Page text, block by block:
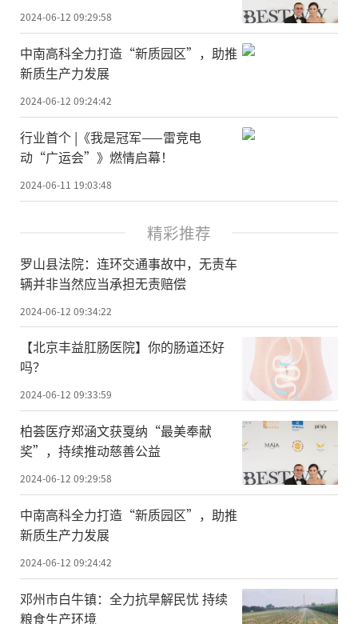
2024-06-12 09:29:58
中南高科全力打造“新质园区”，助推
新质生产力发展
2024-06-12 09:24:42
行业首个 |《我是冠军——雷竞电
动“广运会”》燃情启幕！
2024-06-11 19:03:48
精彩推荐
​罗山县法院：连环交通事故中，无责车
辆并非当然应当承担无责赔偿
2024-06-12 09:34:22
【北京丰益肛肠医院】你的肠道还好
吗？
2024-06-12 09:33:59
柏荟医疗郑涵文获戛纳“最美奉献
奖”，持续推动慈善公益
2024-06-12 09:29:58
中南高科全力打造“新质园区”，助推
新质生产力发展
2024-06-12 09:24:42
邓州市白牛镇：全力抗旱解民忧 持续
粮食生产环境